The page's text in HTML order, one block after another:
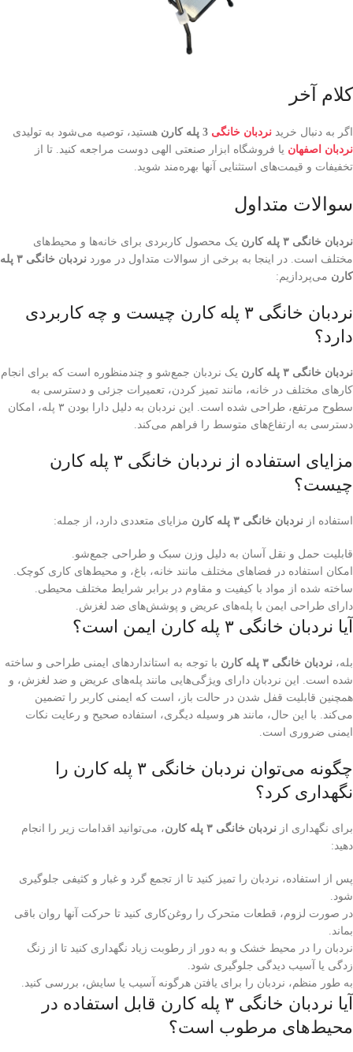
کلام آخر
اگر به دنبال خرید نردبان خانگی
هستید، توصیه می‌شود به تولیدی
نردبان اصفهان یا فروشگاه‌ ابزار صنعتی الهی دوست مراجعه کنید. تا از
تخفیفات و قیمت‌های استثنایی آنها بهره‌مند شوید.
سوالات متداول
نردبان خانگی ۳ پله کارن یک محصول کاربردی برای خانه‌ها و محیط‌های
مختلف است. در اینجا به برخی از سوالات متداول در مورد نردبان خانگی ۳ پله
کارن می‌پردازیم:
نردبان خانگی ۳ پله کارن چیست و چه کاربردی
دارد؟
نردبان خانگی ۳ پله کارن یک نردبان جمع‌شو و چندمنظوره است که برای انجام
کارهای مختلف در خانه، مانند تمیز کردن، تعمیرات جزئی و دسترسی به
سطوح مرتفع، طراحی شده است. این نردبان به دلیل دارا بودن ۳ پله، امکان
دسترسی به ارتفاع‌های متوسط را فراهم می‌کند.
مزایای استفاده از نردبان خانگی ۳ پله کارن
چیست؟
استفاده از نردبان خانگی ۳ پله کارن مزایای متعددی دارد، از جمله:
قابلیت حمل و نقل آسان به دلیل وزن سبک و طراحی جمع‌شو.
امکان استفاده در فضاهای مختلف مانند خانه، باغ، و محیط‌های کاری کوچک.
ساخته شده از مواد با کیفیت و مقاوم در برابر شرایط مختلف محیطی.
دارای طراحی ایمن با پله‌های عریض و پوشش‌های ضد لغزش.
آیا نردبان خانگی ۳ پله کارن ایمن است؟
بله، نردبان خانگی ۳ پله کارن با توجه به استانداردهای ایمنی طراحی و ساخته
شده است. این نردبان دارای ویژگی‌هایی مانند پله‌های عریض و ضد لغزش، و
همچنین قابلیت قفل شدن در حالت باز، است که ایمنی کاربر را تضمین
می‌کند. با این حال، مانند هر وسیله دیگری، استفاده صحیح و رعایت نکات
ایمنی ضروری است.
چگونه می‌توان نردبان خانگی ۳ پله کارن را
نگهداری کرد؟
برای نگهداری از نردبان خانگی ۳ پله کارن، می‌توانید اقدامات زیر را انجام
دهید:
پس از استفاده، نردبان را تمیز کنید تا از تجمع گرد و غبار و کثیفی جلوگیری
شود.
در صورت لزوم، قطعات متحرک را روغن‌کاری کنید تا حرکت آنها روان باقی
بماند.
نردبان را در محیط خشک و به دور از رطوبت زیاد نگهداری کنید تا از زنگ
زدگی یا آسیب دیدگی جلوگیری شود.
به طور منظم، نردبان را برای یافتن هرگونه آسیب یا سایش، بررسی کنید.
آیا نردبان خانگی ۳ پله کارن قابل استفاده در
محیط‌های مرطوب است؟